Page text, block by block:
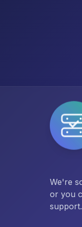
We're
or you
support.